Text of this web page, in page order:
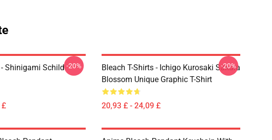
Shinigami Schild
£
-20%
Bleach T-Shirts - Ichigo Kurosaki Sakura
Blossom Unique Graphic T-Shirt
20,93 £ - 24,09 £
-20%